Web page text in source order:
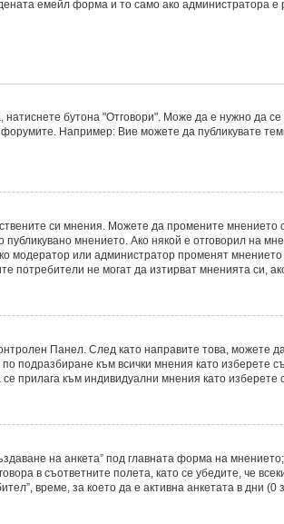
емейл форма и то само ако администратора
бутона "Отговори". Може да е нужно да
Например: Вие можете да публикувате
си мнения. Можете да промените мнението
мнението. Ако някой е отговорил на
модератор или администратор променят
не могат да изтирват мненията си,
Панел. След като направите това, можете
подразбиране към всички мнения като изберете
към индивидуални мнения като изберете
на анкета” под главната форма на
в съответните полета, като се убедите, че
време, за което да е активна анкетата в дни (0